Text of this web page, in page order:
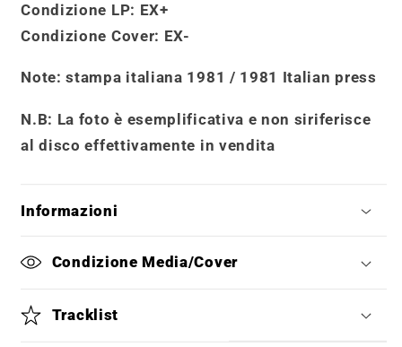
Condizione LP: EX+
Condizione Cover: EX-
Note: stampa italiana 1981 / 1981 Italian press
N.B: La foto è esemplificativa e non siriferisce
al disco effettivamente in vendita
Informazioni
Condizione Media/Cover
Tracklist